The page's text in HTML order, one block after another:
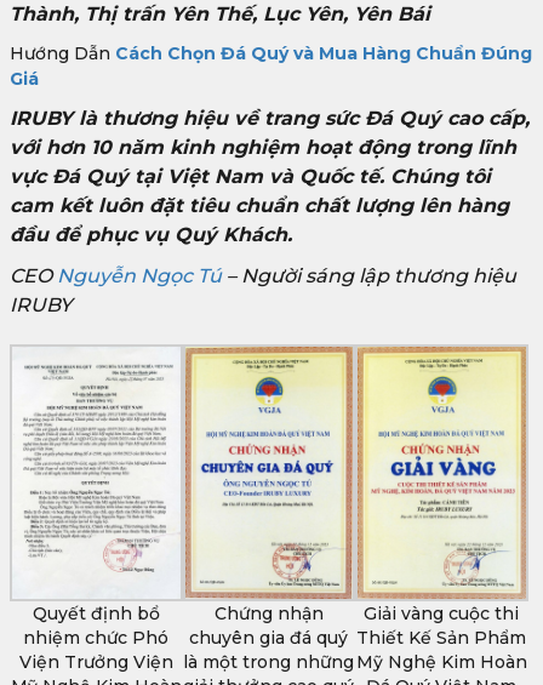
Thành, Thị trấn Yên Thế, Lục Yên, Yên Bái
Hướng Dẫn Cách Chọn Đá Quý và Mua Hàng Chuẩn Đúng
Giá
IRUBY là thương hiệu về trang sức Đá Quý cao cấp,
với hơn 10 năm kinh nghiệm hoạt động trong lĩnh
vực Đá Quý tại Việt Nam và Quốc tế. Chúng tôi
cam kết luôn đặt tiêu chuẩn chất lượng lên hàng
đầu để phục vụ Quý Khách.
CEONguyễn Ngọc Tú– Người sáng lập thương hiệu
IRUBY
Quyết định bổ
nhiệm chức Phó
Viện Trưởng Viện
Chứng nhận
chuyên gia đá quý
là một trong những
Giải vàng cuộc thi
Thiết Kế Sản Phẩm
Mỹ Nghệ Kim Hoàn